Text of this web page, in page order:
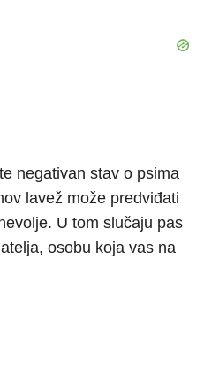
negativan stav o psima
lavež može predviđati
U tom slučaju pas
osobu koja vas na